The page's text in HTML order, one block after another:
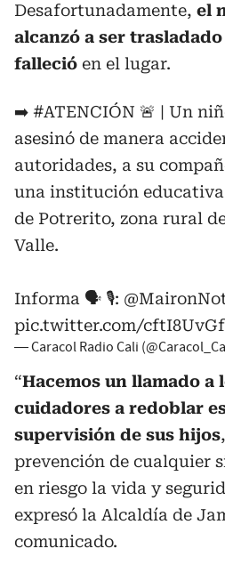
Desafortunadamente, el
alcanzó a ser
falleció en el lugar.
➡️ #ATENCIÓN 🚨 | Un
asesinó de manera
autoridades, a su
una institución
de Potrerito, zona rural
Valle.
Informa 🗣️ 🎙️:
pic.twitter.com/
— Caracol Radio Cali
“Hacemos un llamado a
cuidadores a redoblar
supervisión de sus hijos
prevención de cualquier
en riesgo la vida y
expresó la Alcaldía de
comunicado.